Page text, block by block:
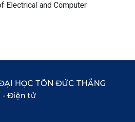
Electrical and Computer
HỌC TÔN ĐỨC THẮNG
- Điện tử